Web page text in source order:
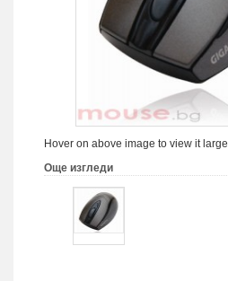
Hover on above image to view it large
Още изгледи